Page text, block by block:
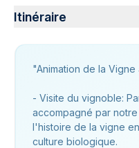
Itinéraire
"Animation de la
- Visite du vignoble:
accompagné par
l'histoire de la vigne
culture biologique.